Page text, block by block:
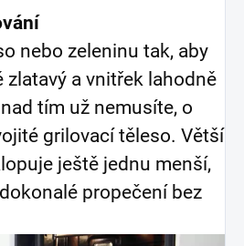
nebo zeleninu tak, aby
zlatavý a vnitřek lahodně
tím už nemusíte, o
grilovací těleso. Větší
ještě jednu menší,
propečení bez